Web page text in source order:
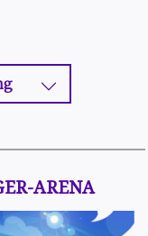
ARENA